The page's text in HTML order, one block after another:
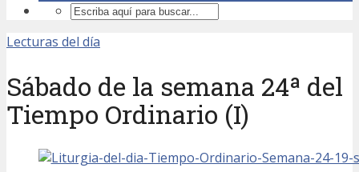
Lecturas del día
Sábado de la semana 24ª del
Tiempo Ordinario (I)